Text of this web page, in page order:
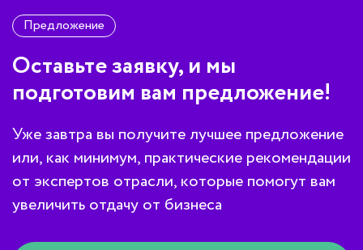
Предложение
Оставьте заявку, и мы
подготовим вам предложение!
Уже завтра вы получите лучшее предложение
или, как минимум, практические рекомендации
от экспертов отрасли, которые помогут вам
увеличить отдачу от бизнеса